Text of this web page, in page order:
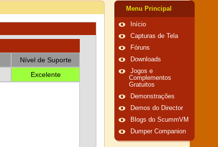
Nível de Suporte
Excelente
Menu Principal
Início
Capturas de Tela
Fóruns
Downloads
Jogos e
Complementos
Gratuitos
Demonstrações
Demos do Director
Blogs do ScummVM
Dumper Companion